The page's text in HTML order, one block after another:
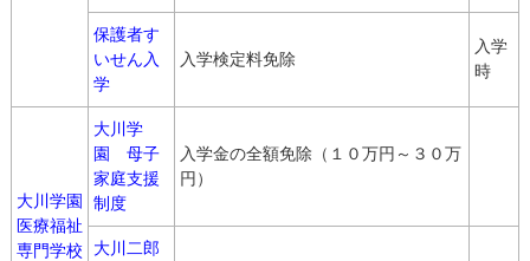
保護者す
いせん入
学
入学検定料免除
入学
時
大川学園
医療福祉
専門学校
大川学
園 母子
家庭支援
制度
入学金の全額免除（１０万円～３０万
円）
大川二郎